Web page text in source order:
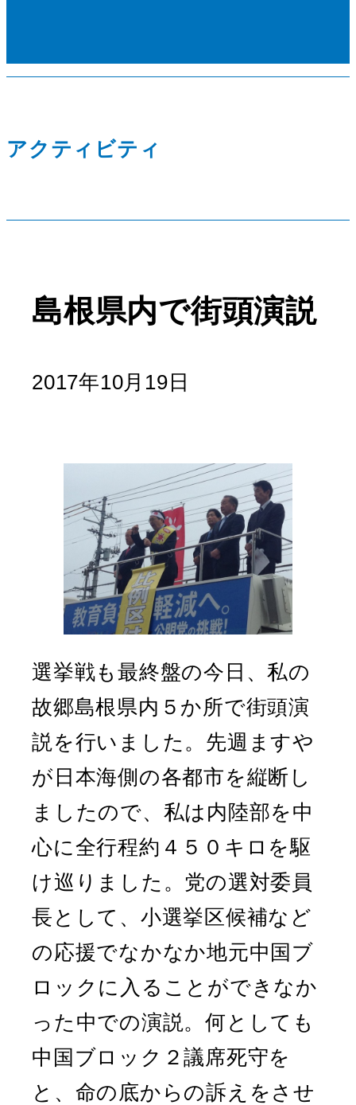
アクティビティ
島根県内で街頭演説
2017年10月19日
選挙戦も最終盤の今日、私の
故郷島根県内５か所で街頭演
説を行いました。先週ますや
が日本海側の各都市を縦断し
ましたので、私は内陸部を中
心に全行程約４５０キロを駆
け巡りました。党の選対委員
長として、小選挙区候補など
の応援でなかなか地元中国ブ
ロックに入ることができなか
った中での演説。何としても
中国ブロック２議席死守を
と、命の底からの訴えをさせ